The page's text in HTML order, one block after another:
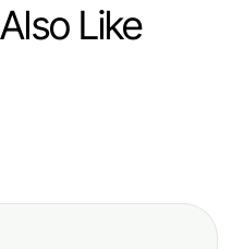
Like
für stilvolle